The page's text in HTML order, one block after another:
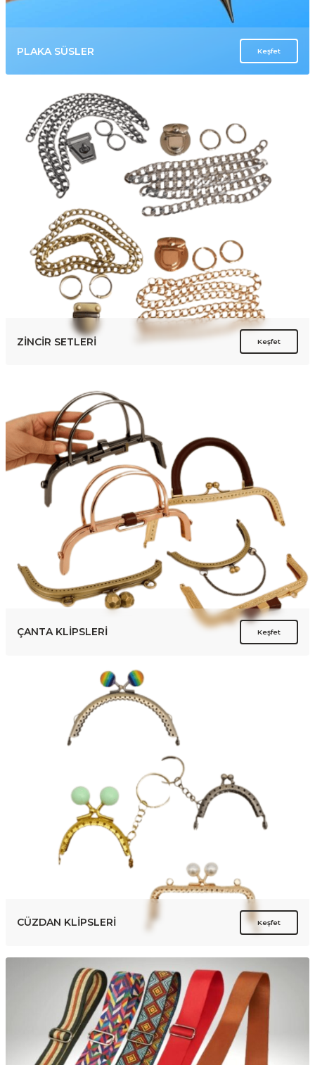
PLAKA SÜSLER Keşfet
ZİNCİR SETLERİ Keşfet
ÇANTA KLİPSLERİ Keşfet
CÜZDAN KLİPSLERİ Keşfet